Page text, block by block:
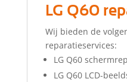
LG Q60
Wij bieden de
reparatieservices:
LG Q60
LG Q60 LCD-